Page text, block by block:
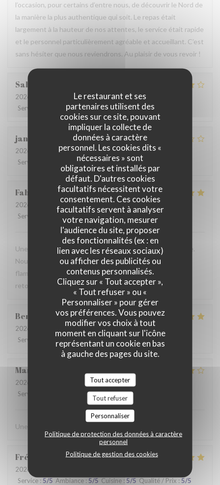
Le restaurant et ses
partenaires utilisent des
cookies sur ce site, pouvant
impliquer la collecte de
données à caractère
personnel. Les cookies dits «
nécessaires » sont
obligatoires et installés par
défaut. D'autres cookies
facultatifs nécessitent votre
consentement. Ces cookies
facultatifs servent à analyser
votre navigation, mesurer
l'audience du site, proposer
des fonctionnalités (ex : en
lien avec les réseaux sociaux)
ou afficher des publicités ou
contenus personnalisés.
Cliquez sur « Tout accepter »,
« Tout refuser » ou «
Personnaliser » pour gérer
vos préférences. Vous pouvez
modifier vos choix à tout
moment en cliquant sur l'icône
représentant un cookie en bas
à gauche des pages du site.
Tout accepter
Tout refuser
Personnaliser
Politique de protection des données à caractère
personnel
Politique de gestion des cookies
l’occasion, pour certains d’entre nous, de découvrir le Nord de
la manière la plus authentique qui soit. Le repas était
largement à la hauteur de nos attentes, le service était rapide
et le personnel particulièrement agréable et accueillant. C’est
sans hésiter que nous reviendrons. Au plaisir de vous revoir !
Sabrina
2026-07-25
- 21:00 - Couverts 2
Service
Ambiance:4/5 Cuisine:4/5 Qualité / Prix
jan
2026-07-28
- 19:30 - Couverts 2
Service
Ambiance:3/5 Cuisine : 3/5 Qualité / Prix
Fabrice
2026-07-19
- 12:00 - Couverts 3
Service
Ambiance /5 Cuisine Qualité / Prix
Une table sympathique avec son atmosphère authentique.
Nous avons apprécié notre déjeuner (moule, carbonade,
flamiche au maroilles, etc) et le service. Pourquoi pas y
retourner lors d'un prochaine passage à Lilles.
Benjamin M
2026-07-19
- 12:30 - Couverts 2
Service
Ambiance 5 Cuisine /5 Qualité / Prix
Martine
2026-07-14
- 20:00 - Couverts 6
Service
4/5 Cuisine:4/5
Une chouette découverte!
Frédérique G
2026-07-15
Service : 5/5 Ambiance : 5/5 Cuisine : 5/5 Qualité / Prix : 5/5